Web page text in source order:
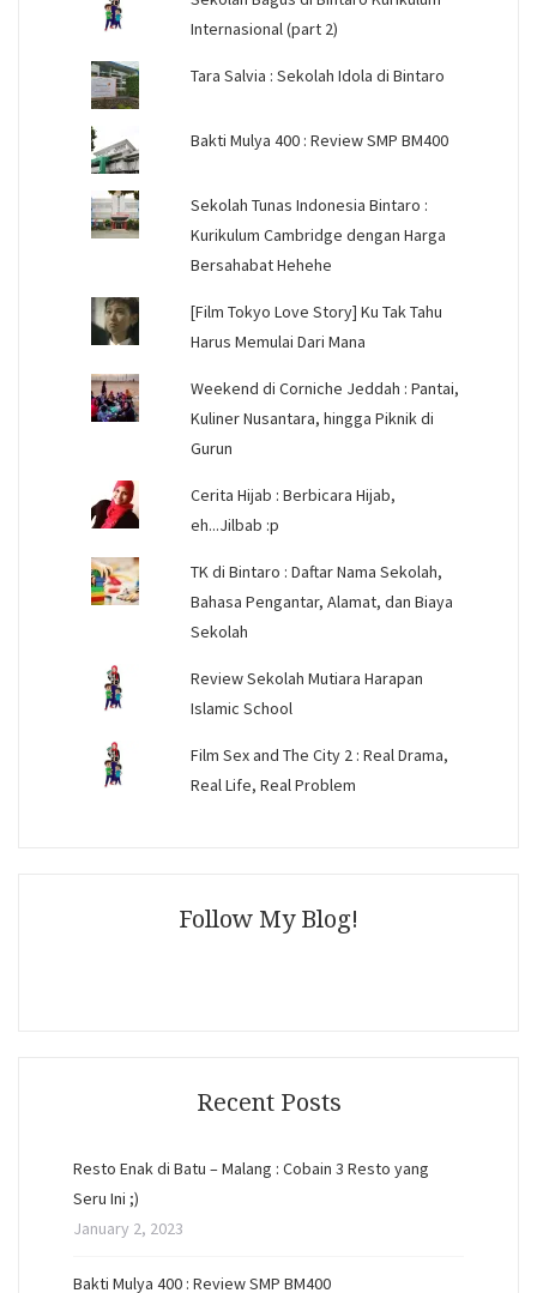
Internasional (part 2)
Tara Salvia : Sekolah Idola di Bintaro
Bakti Mulya 400 : Review SMP BM400
Sekolah Tunas Indonesia Bintaro :
Kurikulum Cambridge dengan Harga
Bersahabat Hehehe
[Film Tokyo Love Story] Ku Tak Tahu
Harus Memulai Dari Mana
Weekend di Corniche Jeddah : Pantai,
Kuliner Nusantara, hingga Piknik di
Gurun
Cerita Hijab : Berbicara Hijab,
eh...Jilbab :p
TK di Bintaro : Daftar Nama Sekolah,
Bahasa Pengantar, Alamat, dan Biaya
Sekolah
Review Sekolah Mutiara Harapan
Islamic School
Film Sex and The City 2 : Real Drama,
Real Life, Real Problem
Follow My Blog!
Recent Posts
Resto Enak di Batu – Malang : Cobain 3 Resto yang
Seru Ini ;)
January 2, 2023
Bakti Mulya 400 : Review SMP BM400